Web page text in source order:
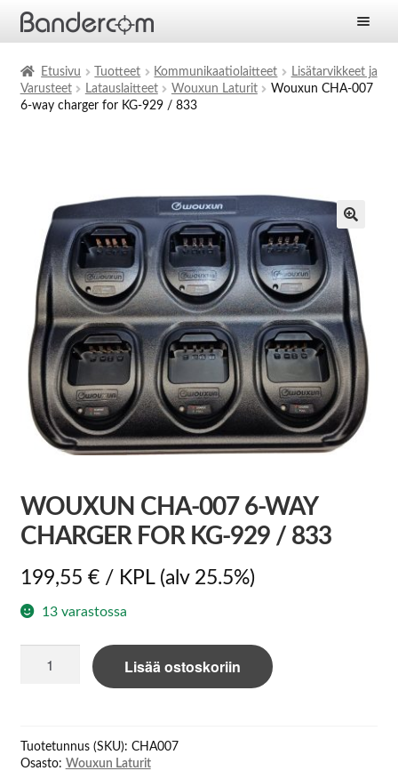
Tuotteet
valikko
tason
valikko
Yritys
Ajankohtaista
Yhteystiedot
Etusivu Tuotteet Kommunikaatiolaitteet
Lisätarvikkeet ja
Varusteet
Latauslaitteet Wouxun Laturit
Wouxun CHA-007
6-way charger for KG-929 / 833
WOUXUN CHA-007 6-WAY
CHARGER FOR KG-929 / 833
199,55 €/ KPL (alv 25.5%)
13 varastossa
CHA-
charger
for
Lisää ostoskoriin
Tuotetunnus (SKU): CHA007
Osasto: Wouxun Laturit